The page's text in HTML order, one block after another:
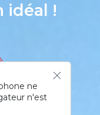
idéal !
ne
n'est